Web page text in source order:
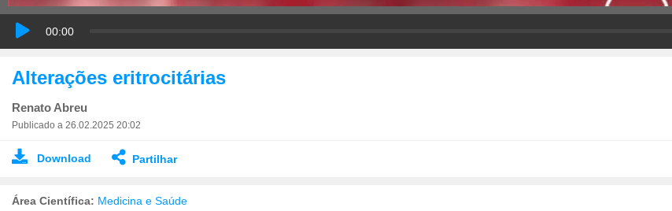
00:00
Alterações eritrocitárias
Renato Abreu
Publicado a 26.02.2025 20:02
Download Partilhar
Área Científica: Medicina e Saúde